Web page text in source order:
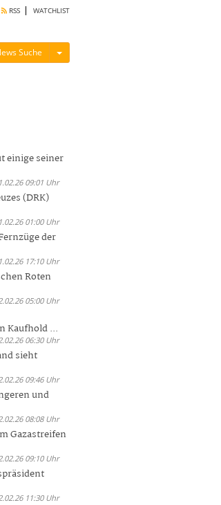
RSS WATCHLIST
Suche Menü ein-/ausblenden
einige seiner
09:01 Uhr
(DRK)
01:00 Uhr
der
17:10 Uhr
Roten
05:00 Uhr
Kaufhold ...
06:30 Uhr
sieht
09:46 Uhr
und
08:08 Uhr
Gazastreifen
09:10 Uhr
11:30 Uhr